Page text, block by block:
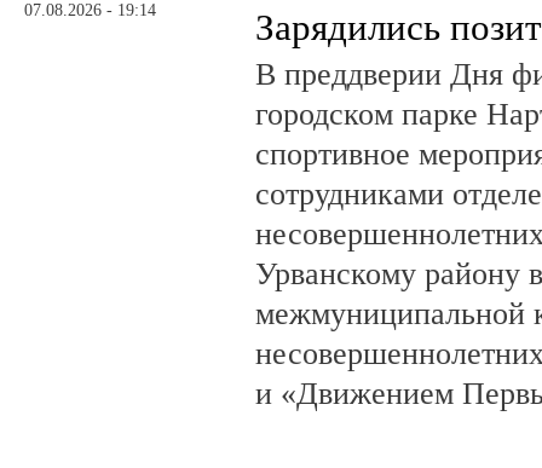
07.08.2026 - 19:14 Зарядились
В преддверии Дня
городском парке
спортивное
сотрудниками
Урванскому району
межмуниципальной
и «Движением